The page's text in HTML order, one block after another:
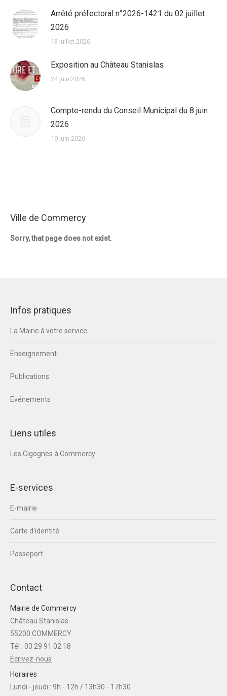
Arrêté préfectoral n°2026-1421 du 02 juillet
2026
13 juillet 2026
Exposition au Château Stanislas
24 juin 2026
Compte-rendu du Conseil Municipal du 8 juin
2026
19 juin 2026
Ville de Commercy
Sorry, that page does not exist.
Infos pratiques
La Mairie à votre service
Enseignement
Publications
Evénements
Liens utiles
Les Cigognes à Commercy
E-services
E-mairie
Carte d’identité
Passeport
Contact
Mairie de Commercy
Château Stanislas
55200 COMMERCY
Tél : 03 29 91 02 18
Écrivez-nous
Horaires
Lundi - jeudi : 9h - 12h / 13h30 - 17h30